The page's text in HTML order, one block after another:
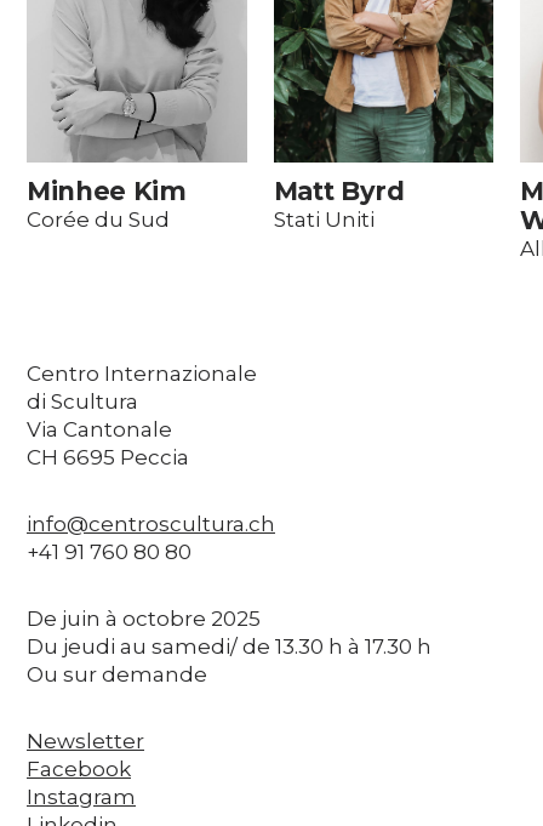
Minhee Kim
Corée du Sud
Matt Byrd
Stati Uniti
Centro Internazionale
di Scultura
Via Cantonale
CH 6695 Peccia
info@centroscultura.ch
+41 91 760 80 80
De juin à octobre 2025
Du jeudi au samedi/ de 13.30 h à 17.30 h
Ou sur demande
Newsletter
Facebook
Instagram